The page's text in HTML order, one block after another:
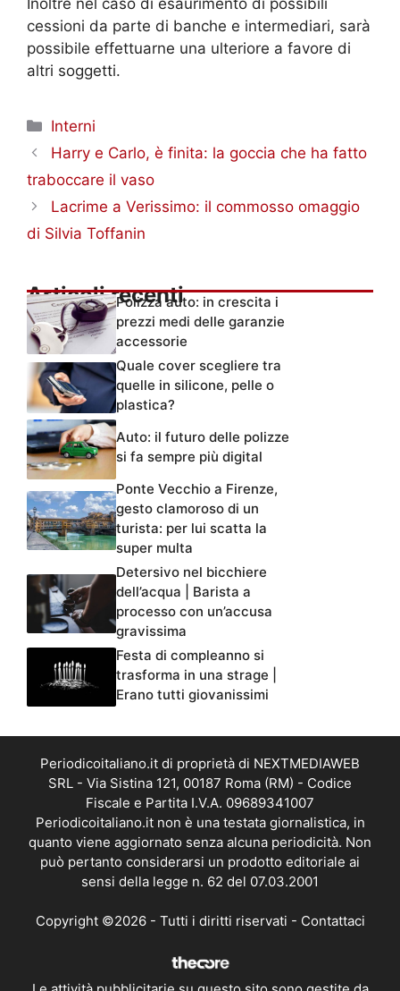
cessioni da parte di banche e intermediari, sarà
possibile effettuarne una ulteriore a favore di
altri soggetti.
Categorie
Interni
Harry e Carlo, è finita: la goccia che ha fatto
traboccare il vaso
Lacrime a Verissimo: il commosso omaggio
di Silvia Toffanin
Articoli recentiPolizza auto: in crescita i
prezzi medi delle garanzie
accessorie
Quale cover scegliere tra
quelle in silicone, pelle o
plastica?
Auto: il futuro delle polizze
si fa sempre più digital
Ponte Vecchio a Firenze,
gesto clamoroso di un
turista: per lui scatta la
super multa
Detersivo nel bicchiere
dell’acqua | Barista a
processo con un’accusa
gravissima
Festa di compleanno si
trasforma in una strage |
Erano tutti giovanissimi
Periodicoitaliano.it di proprietà di NEXTMEDIAWEB
SRL - Via Sistina 121, 00187 Roma (RM) - Codice
Fiscale e Partita I.V.A. 09689341007
Periodicoitaliano.it non è una testata giornalistica, in
quanto viene aggiornato senza alcuna periodicità. Non
può pertanto considerarsi un prodotto editoriale ai
sensi della legge n. 62 del 07.03.2001
Copyright ©2026 - Tutti i diritti riservati - Contattaci